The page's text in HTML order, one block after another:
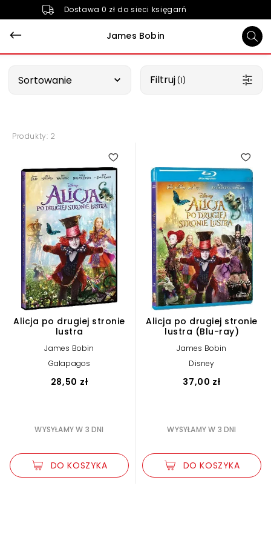
Dostawa 0 zł do sieci księgarń
James Bobin
Sortowanie Filtruj (1)
Produkty: 2
Alicja po drugiej stronie
lustra
James Bobin
Galapagos
28,50 zł
WYSYŁAMY W 3 DNI
DO KOSZYKA
Alicja po drugiej stronie
lustra (Blu-ray)
James Bobin
Disney
37,00 zł
WYSYŁAMY W 3 DNI
DO KOSZYKA